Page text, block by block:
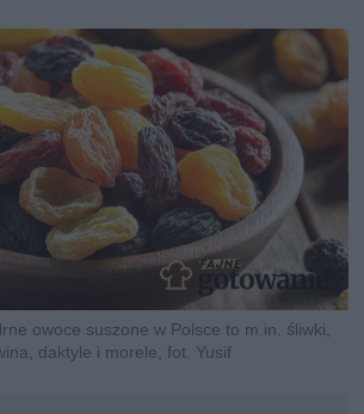
owoce suszone w Polsce to m.in. śliwki,
daktyle i morele, fot. Yusif